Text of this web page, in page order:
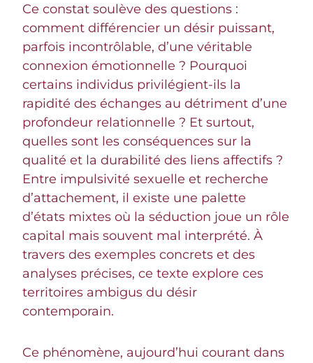
Ce constat soulève des questions :
comment différencier un désir puissant,
parfois incontrôlable, d’une véritable
connexion émotionnelle ? Pourquoi
certains individus privilégient-ils la
rapidité des échanges au détriment d’une
profondeur relationnelle ? Et surtout,
quelles sont les conséquences sur la
qualité et la durabilité des liens affectifs ?
Entre impulsivité sexuelle et recherche
d’attachement, il existe une palette
d’états mixtes où la séduction joue un rôle
capital mais souvent mal interprété. À
travers des exemples concrets et des
analyses précises, ce texte explore ces
territoires ambigus du désir
contemporain.
Ce phénomène, aujourd’hui courant dans